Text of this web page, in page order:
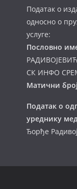
Податак о
односно о
услуге:
Пословно
СК ИНФО
Матични
Податак о
уреднику
Ђорђе